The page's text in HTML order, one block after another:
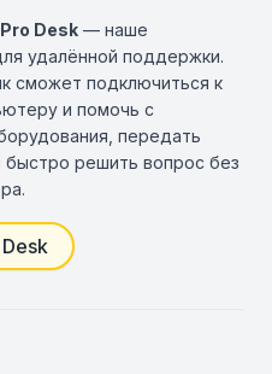
Desk — наше
удалённой поддержки.
сможет подключиться к
и помочь с
передать
быстро решить вопрос без